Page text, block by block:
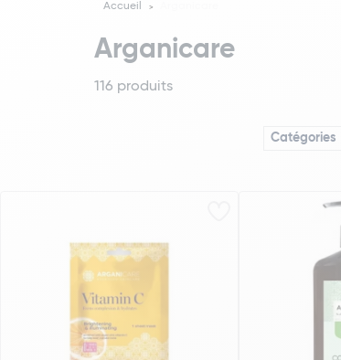
Accueil
Arganicare
116 produits
Catégories